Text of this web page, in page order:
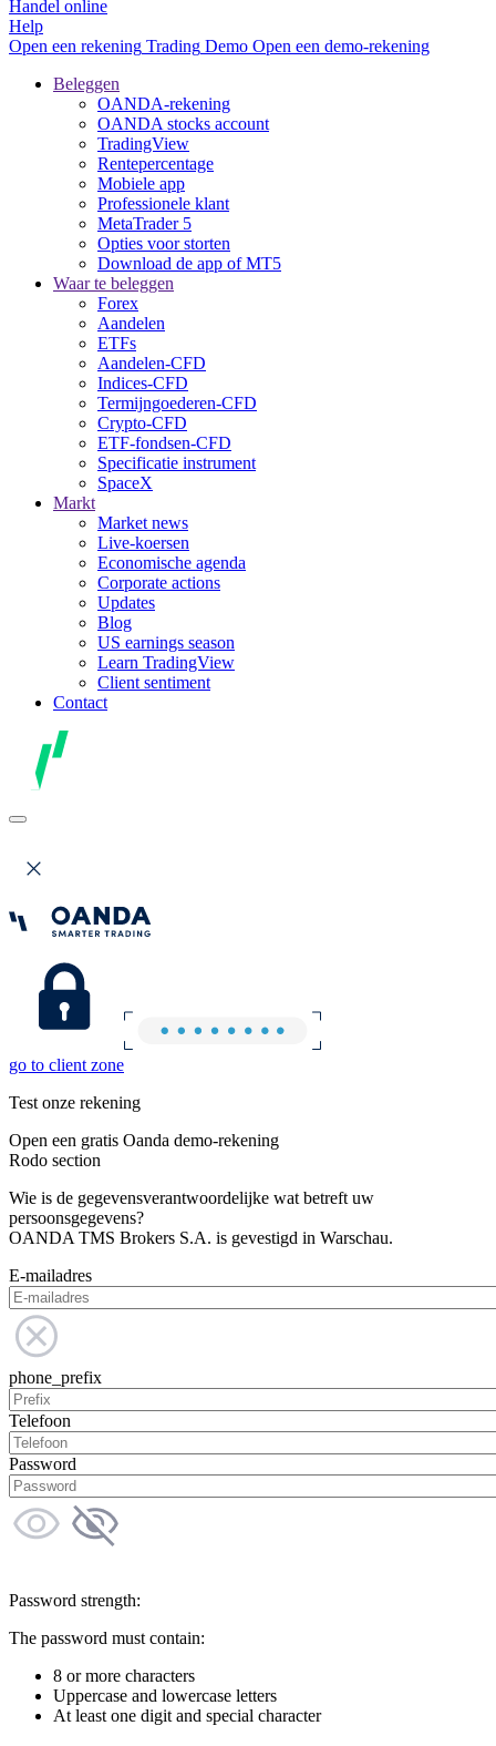
Handel online
Help
Open een rekening Trading Demo Open een demo-rekening
Beleggen
OANDA-rekening
OANDA stocks account
TradingView
Rentepercentage
Mobiele app
Professionele klant
MetaTrader 5
Opties voor storten
Download de app of MT5
Waar te beleggen
Forex
Aandelen
ETFs
Aandelen-CFD
Indices-CFD
Termijngoederen-CFD
Crypto-CFD
ETF-fondsen-CFD
Specificatie instrument
SpaceX
Markt
Market news
Live-koersen
Economische agenda
Corporate actions
Updates
Blog
US earnings season
Learn TradingView
Client sentiment
Contact
go to client zone
Test onze rekening
Open een gratis Oanda demo-rekening
Rodo section
Wie is de gegevensverantwoordelijke wat betreft uw
persoonsgegevens?
OANDA TMS Brokers S.A. is gevestigd in Warschau.
E-mailadres
phone_prefix
Telefoon
Password
Password strength:
The password must contain:
8 or more characters
Uppercase and lowercase letters
At least one digit and special character